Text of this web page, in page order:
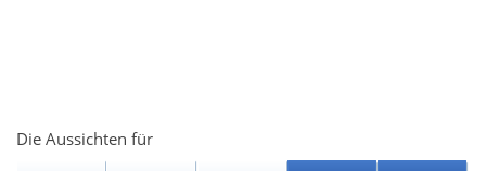
Die Aussichten für